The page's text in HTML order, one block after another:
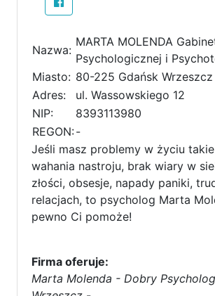
Nazwa:
MARTA MOLENDA
Psychologicznej i
Miasto: 80-225 Gdańsk Wrzeszcz
Adres:
ul. Wassowskiego 12
NIP:
8393113980
REGON:-
Jeśli masz problemy w życiu
wahania nastroju, brak wiary w
złości, obsesje, napady paniki,
relacjach, to psycholog Marta
pewno Ci pomoże!
Firma oferuje:
Marta Molenda - Dobry